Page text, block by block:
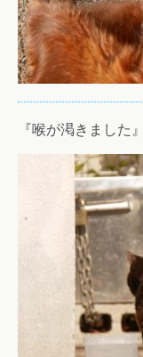
『喉が渇きました』